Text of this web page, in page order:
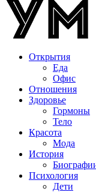
Открытия
Еда
Офис
Отношения
Здоровье
Гормоны
Тело
Красота
Мода
История
Психология
Дети